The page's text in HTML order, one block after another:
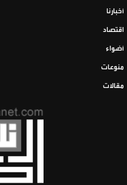
أخبارنا
اقتصاد
أضواء
منوعات
مقالات